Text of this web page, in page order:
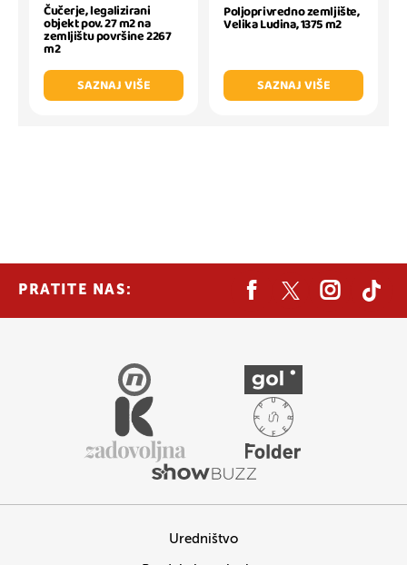
Čučerje, legalizirani
objekt pov. 27 m2 na
zemljištu površine 2267
m2
SAZNAJ VIŠE
Poljoprivredno zemljište,
Velika Ludina, 1375 m2
SAZNAJ VIŠE
PRATITE NAS:
Uredništvo